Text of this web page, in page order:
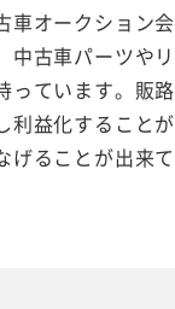
車オークション会
中古車パーツやリ
っています。販路
利益化することが
げることが出来て